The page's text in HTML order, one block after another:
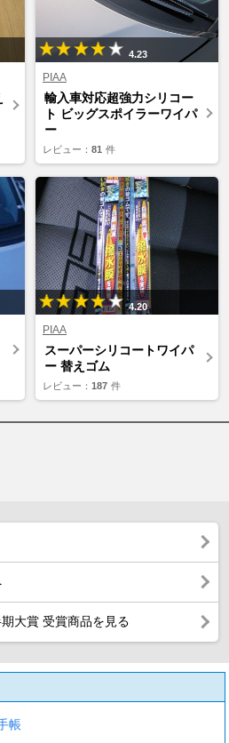
4.23
PIAA
輸入車対応超強力シリコー
ト ビッグスポイラーワイパ
ー
レビュー： 81 件
4.20
PIAA
スーパーシリコートワイパ
ー 替えゴム
レビュー： 187 件
大賞 受賞商品を見る
帳